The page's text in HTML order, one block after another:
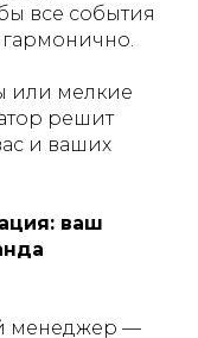
все события
или мелкие
решит
и ваших
ваш
менеджер —